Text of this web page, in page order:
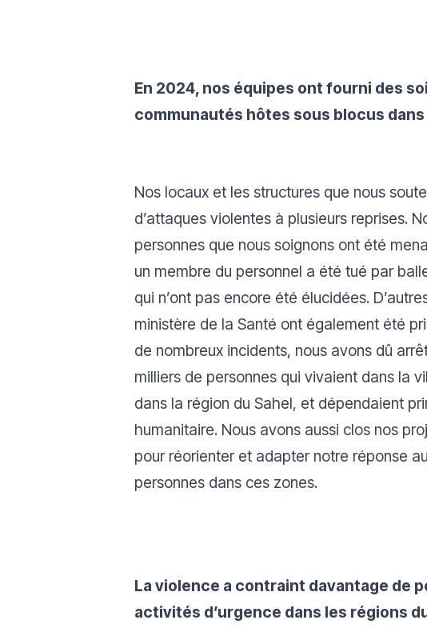
En 2024, nos équipes ont fourni des
communautés hôtes sous blocus
Nos locaux et les structures que nous
d’attaques violentes à plusieurs reprises.
personnes que nous soignons ont été
un membre du personnel a été tué par
qui n’ont pas encore été élucidées.
ministère de la Santé ont également été
de nombreux incidents, nous avons dû
milliers de personnes qui vivaient dans la
dans la région du Sahel, et dépendaient
humanitaire. Nous avons aussi clos nos
pour réorienter et adapter notre réponse
personnes dans ces zones.
La violence a contraint davantage de
activités d’urgence dans les régions